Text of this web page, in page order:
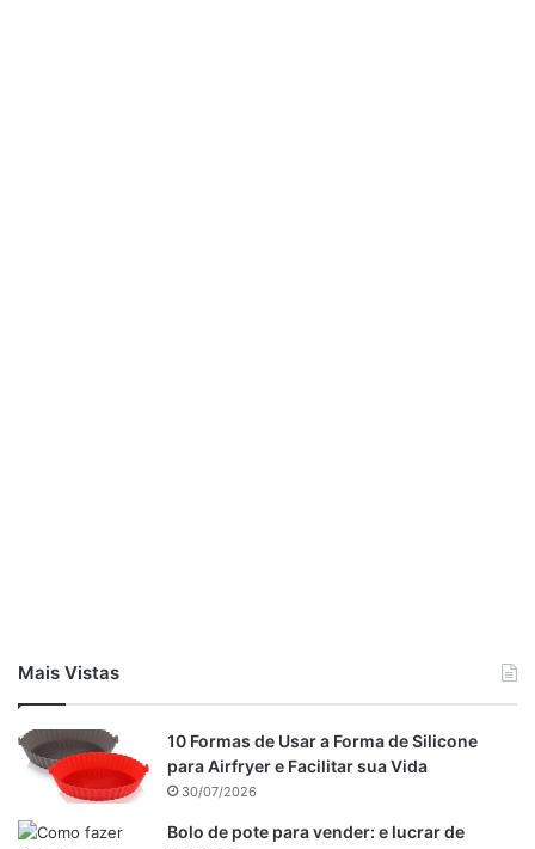
Mais Vistas
10 Formas de Usar a Forma de Silicone
para Airfryer e Facilitar sua Vida
30/07/2026
Bolo de pote para vender: e lucrar de